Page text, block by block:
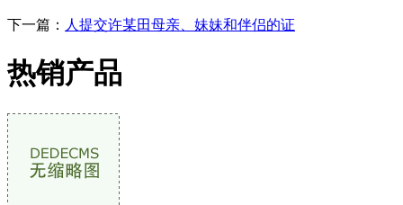
下一篇： 人提交许某田母亲、妹妹和伴侣的证
热销产品